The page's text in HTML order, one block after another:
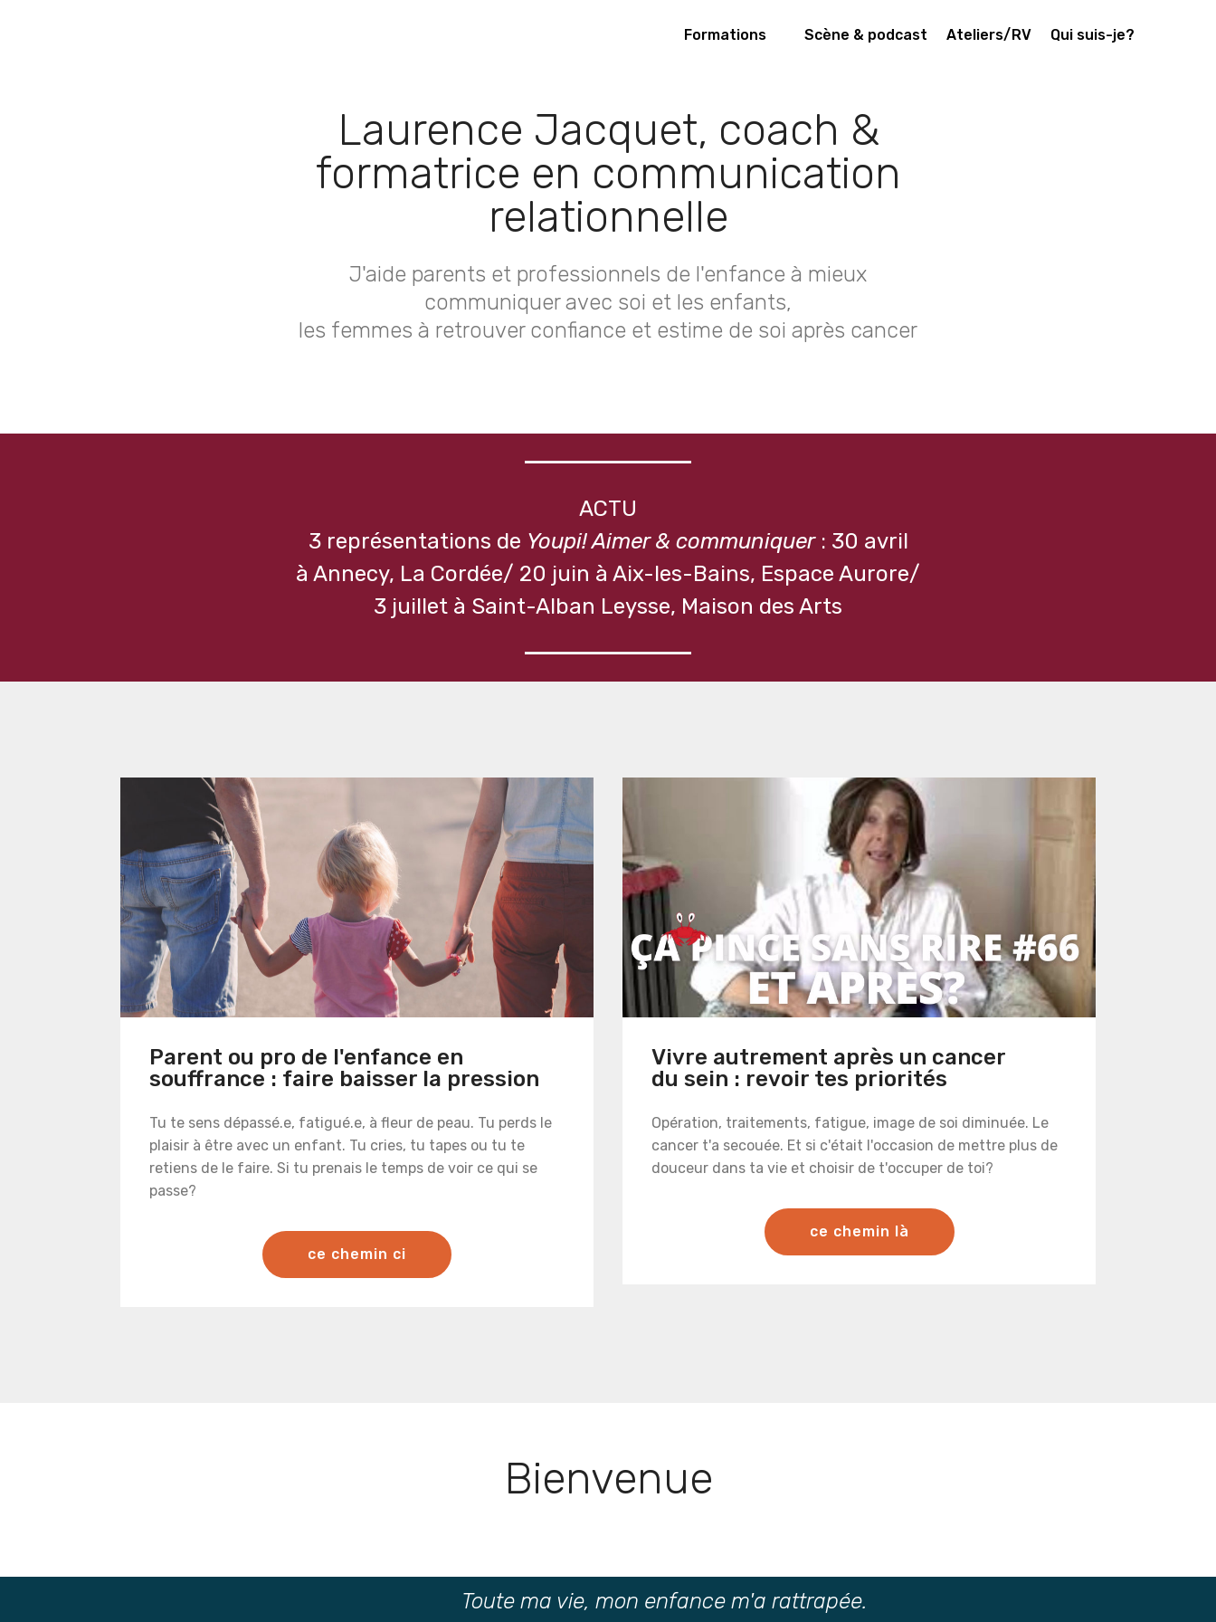
Formations Scène & podcast Ateliers/RV Qui suis-je?
Laurence Jacquet, coach &
formatrice en communication
relationnelle
J'aide parents et professionnels de l'enfance à mieux
communiquer avec soi et les enfants,
les femmes à retrouver confiance et estime de soi après cancer
ACTU
3 représentations de Youpi! Aimer & communiquer: 30 avril
à Annecy, La Cordée/ 20 juin à Aix-les-Bains, Espace Aurore/
3 juillet à Saint-Alban Leysse, Maison des Arts
Parent ou pro de l'enfance en
souffrance : faire baisser la pression
Tu te sens dépassé.e, fatigué.e, à fleur de peau. Tu perds le
plaisir à être avec un enfant. Tu cries, tu tapes ou tu te
retiens de le faire. Si tu prenais le temps de voir ce qui se
passe?
ce chemin ci
Vivre autrement après un cancer
du sein : revoir tes priorités
Opération, traitements, fatigue, image de soi diminuée. Le
cancer t'a secouée. Et si c'était l'occasion de mettre plus de
douceur dans ta vie et choisir de t'occuper de toi?
ce chemin là
Bienvenue
Toute ma vie, mon enfance m'a rattrapée.